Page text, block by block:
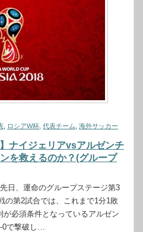
ロシアW杯 代表チーム 海外サッカー
ナイジェリアvsアルゼンチ
を救えるのか？(グループ
日、運命のグループステージ第3
の第2試合では、これまで1分1敗
が必須条件となっているアルゼン
0で撃破し…